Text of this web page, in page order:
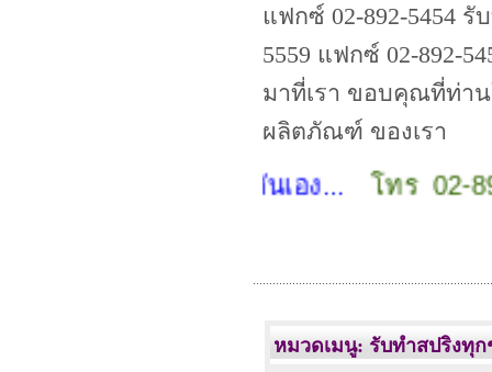
แฟกซ์ 02-892-5454 รั
5559 แฟกซ์ 02-892-
มาที่เรา ขอบคุณที่ท่าน
ผลิตภัณฑ์ ของเรา
ราคาเป็นกันเอง... โทร 02-
หมวดเมนู: รับทำสปริงทุ